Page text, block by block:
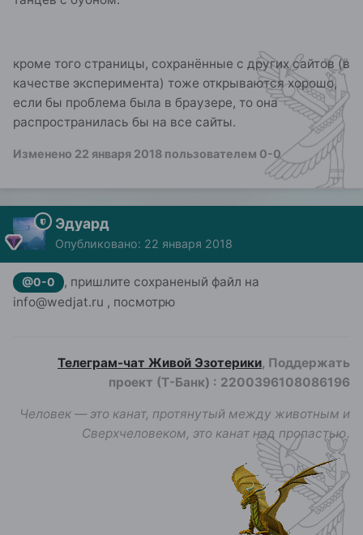
кроме того страницы, сохранённые с других сайтов (в
качестве эксперимента) тоже открываются хорошо,
если бы проблема была в браузере, то она
распространилась бы на все сайты.
Изменено 22 января 2018 пользователем 0-0
Эдуард
Опубликовано: 22 января 2018
@0-0
, пришлите сохраненый файл на
info@wedjat.ru , посмотрю
Телеграм-чат Живой Эзотерики, Поддержать
проект (Т-Банк) : 2200396108086196
Человек — это канат, протянутый между животным и
Сверхчеловеком, это канат над пропастью.